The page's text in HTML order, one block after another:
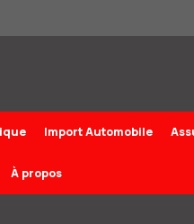
Import Automobile
À propos